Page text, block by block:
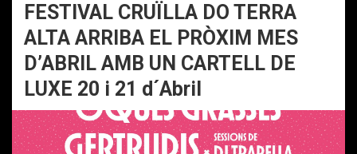
FESTIVAL CRUÏLLA DO TERRA
ALTA ARRIBA EL PRÒXIM MES
D’ABRIL AMB UN CARTELL DE
LUXE 20 i 21 d´Abril